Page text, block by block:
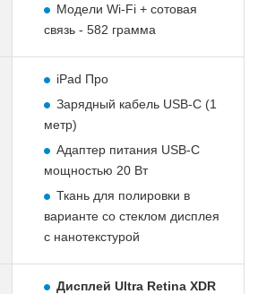
Модели Wi-Fi + сотовая
связь - 582 грамма
iPad Про
Зарядный кабель USB-C (1
метр)
Адаптер питания USB-C
мощностью 20 Вт
Ткань для полировки в
варианте со стеклом дисплея
с нанотекстурой
Дисплей Ultra Retina XDR